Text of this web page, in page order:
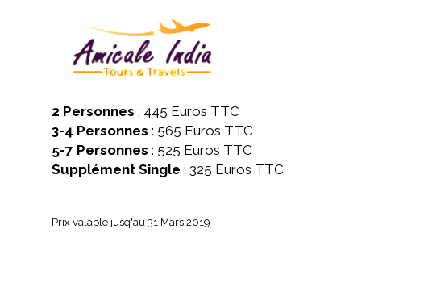
2 Personnes : 445 Euros TTC
3-4 Personnes : 565 Euros TTC
5-7 Personnes : 525 Euros TTC
Supplément Single : 325 Euros TTC
Prix valable jusq'au 31 Mars 2019